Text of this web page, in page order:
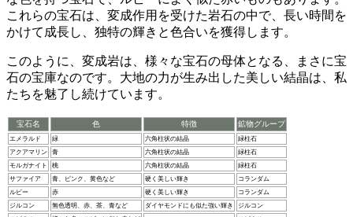
これらの宝石は、変成作用を受けた岩石の中で、長い時間を
かけて成長し、独特の輝きと色合いを獲得します。
このように、変成岩は、様々な宝石の母体となる、まさに宝
石の宝庫なのです。大地の力が生み出した美しい結晶は、私
たちを魅了し続けています。
宝石名 色 特徴 鉱物グループ
エメラルド 緑 六角柱状の結晶
緑柱石
アクアマリン
青 六角柱状の結晶
緑柱石
モルガナイト
桃 六角柱状の結晶
緑柱石
サファイア
青、ピンク、黄色など 硬く美しい輝き
コランダム
ルビー
赤 硬く美しい輝き
コランダム
ジルコン
無色透明、赤、茶、青など ダイヤモンドにも似た強い輝き
ジルコン